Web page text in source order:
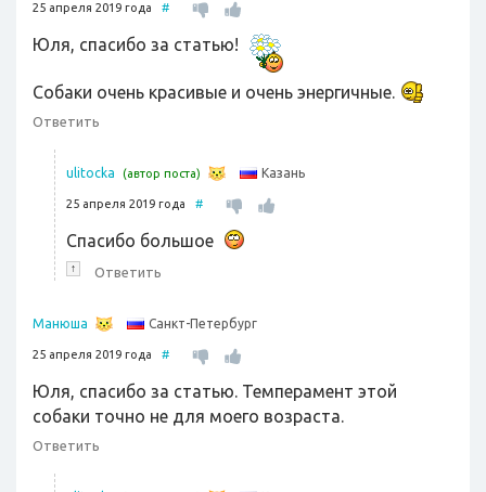
25 апреля 2019 года #
Юля, спасибо за статью!
Собаки очень красивые и очень энергичные.
Ответить
ulitocka (автор поста) Казань
25 апреля 2019 года #
Спасибо большое
↑ Ответить
Манюша Санкт-Петербург
25 апреля 2019 года #
Юля, спасибо за статью. Темперамент этой
собаки точно не для моего возраста.
Ответить